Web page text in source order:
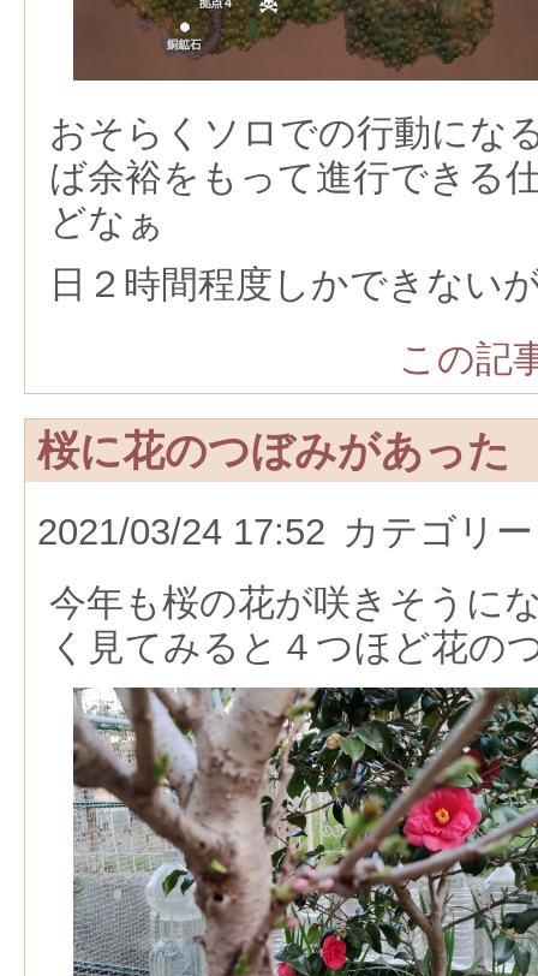
おそらくソロでの行動にな
ば余裕をもって進行できる
どなぁ
日２時間程度しかできない
この記
桜に花のつぼみがあった
2021/03/24 17:52 カテゴリ
今年も桜の花が咲きそうに
く見てみると４つほど花の